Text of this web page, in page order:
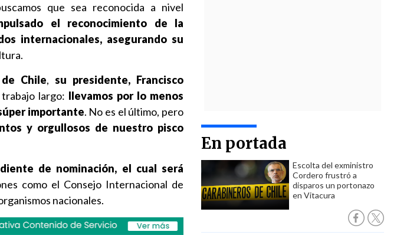
En portada
Escolta del exministro
Cordero frustró a
disparos un portonazo
en Vitacura
que sea reconocida a nivel
el reconocimiento de la
internacionales, asegurando su
Chile,su presidente, Francisco
largo: llevamos por lo menos
importante. No es el último, pero
y orgullosos de nuestro pisco
de nominación, el cual será
como el Consejo Internacional de
nacionales.